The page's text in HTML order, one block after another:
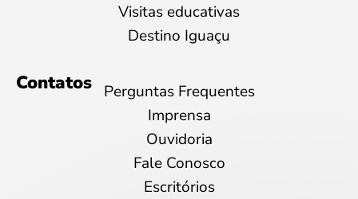
Visitas educativas
Destino Iguaçu
Contatos
Perguntas Frequentes
Imprensa
Ouvidoria
Fale Conosco
Escritórios